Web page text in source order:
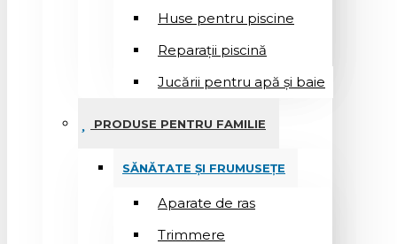
Huse pentru piscine
Reparații piscină
Jucării pentru apă și baie
PRODUSE PENTRU FAMILIE
SĂNĂTATE ȘI FRUMUSEȚE
Aparate de ras
Trimmere